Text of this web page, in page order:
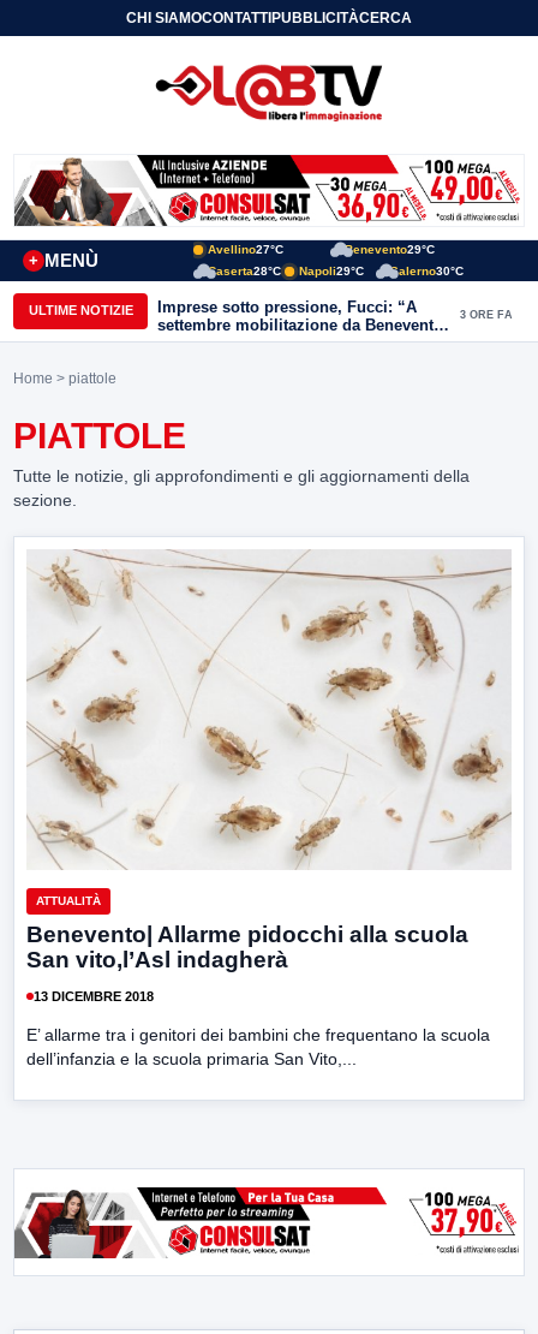
CHI SIAMOCONTATTIPUBBLICITÀCERCA
MENÙ
+
Avellino27°C Benevento29°C
Caserta28°C Napoli29°C Salerno30°C
ULTIME NOTIZIE
Imprese sotto pressione, Fucci: “A
settembre mobilitazione da Benevento
e Avellino”
3 ORE FA
Home > piattole
PIATTOLE
Tutte le notizie, gli approfondimenti e gli aggiornamenti della
sezione.
ATTUALITÀ
Benevento| Allarme pidocchi alla scuola
San vito,l’Asl indagherà
13 DICEMBRE 2018
E’ allarme tra i genitori dei bambini che frequentano la scuola
dell’infanzia e la scuola primaria San Vito,...